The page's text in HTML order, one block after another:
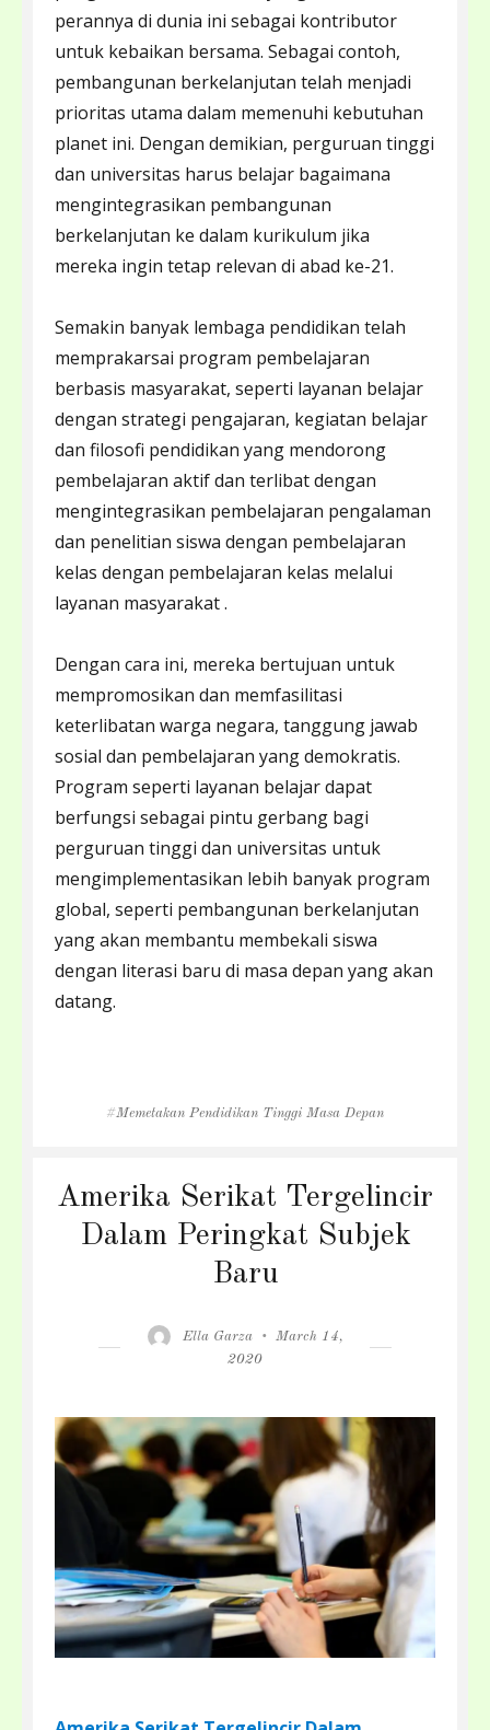
perannya di dunia ini sebagai kontributor
untuk kebaikan bersama. Sebagai contoh,
pembangunan berkelanjutan telah menjadi
prioritas utama dalam memenuhi kebutuhan
planet ini. Dengan demikian, perguruan tinggi
dan universitas harus belajar bagaimana
mengintegrasikan pembangunan
berkelanjutan ke dalam kurikulum jika
mereka ingin tetap relevan di abad ke-21.
Semakin banyak lembaga pendidikan telah
memprakarsai program pembelajaran
berbasis masyarakat, seperti layanan belajar
dengan strategi pengajaran, kegiatan belajar
dan filosofi pendidikan yang mendorong
pembelajaran aktif dan terlibat dengan
mengintegrasikan pembelajaran pengalaman
dan penelitian siswa dengan pembelajaran
kelas dengan pembelajaran kelas melalui
layanan masyarakat .
Dengan cara ini, mereka bertujuan untuk
mempromosikan dan memfasilitasi
keterlibatan warga negara, tanggung jawab
sosial dan pembelajaran yang demokratis.
Program seperti layanan belajar dapat
berfungsi sebagai pintu gerbang bagi
perguruan tinggi dan universitas untuk
mengimplementasikan lebih banyak program
global, seperti pembangunan berkelanjutan
yang akan membantu membekali siswa
dengan literasi baru di masa depan yang akan
datang.
Tags
Memetakan Pendidikan Tinggi Masa Depan
Amerika Serikat Tergelincir
Dalam Peringkat Subjek
Baru
Author
Ella Garza
Posted
March 14,
2020